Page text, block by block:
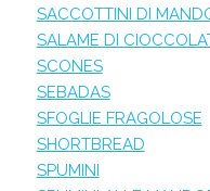
SACCOTTINI DI
SALAME DI
SCONES
SEBADAS
SFOGLIE FRAGOLOSE
SHORTBREAD
SPUMINI